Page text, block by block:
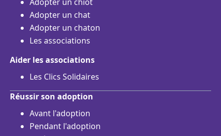
Adopter un chat
Adopter un chaton
Les associations
Aider les associations
Les Clics Solidaires
Réussir son adoption
Avant l'adoption
Pendant l'adoption